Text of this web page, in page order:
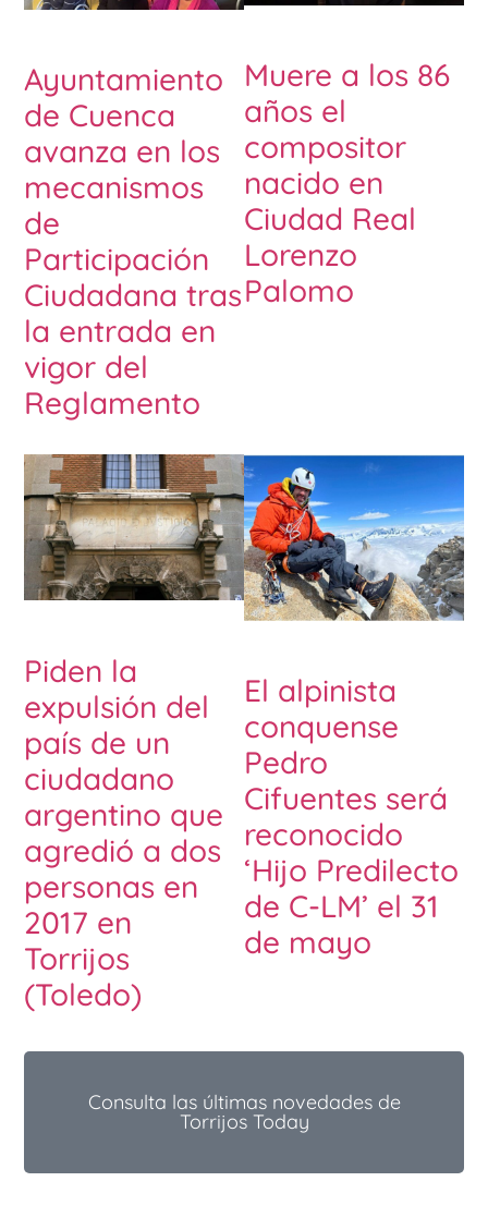
Ayuntamiento
de Cuenca
avanza en los
mecanismos
de
Participación
Ciudadana tras
la entrada en
vigor del
Reglamento
Muere a los 86
años el
compositor
nacido en
Ciudad Real
Lorenzo
Palomo
Piden la
expulsión del
país de un
ciudadano
argentino que
agredió a dos
personas en
2017 en
Torrijos
(Toledo)
El alpinista
conquense
Pedro
Cifuentes será
reconocido
‘Hijo Predilecto
de C-LM’ el 31
de mayo
Consulta las últimas novedades de
Torrijos Today